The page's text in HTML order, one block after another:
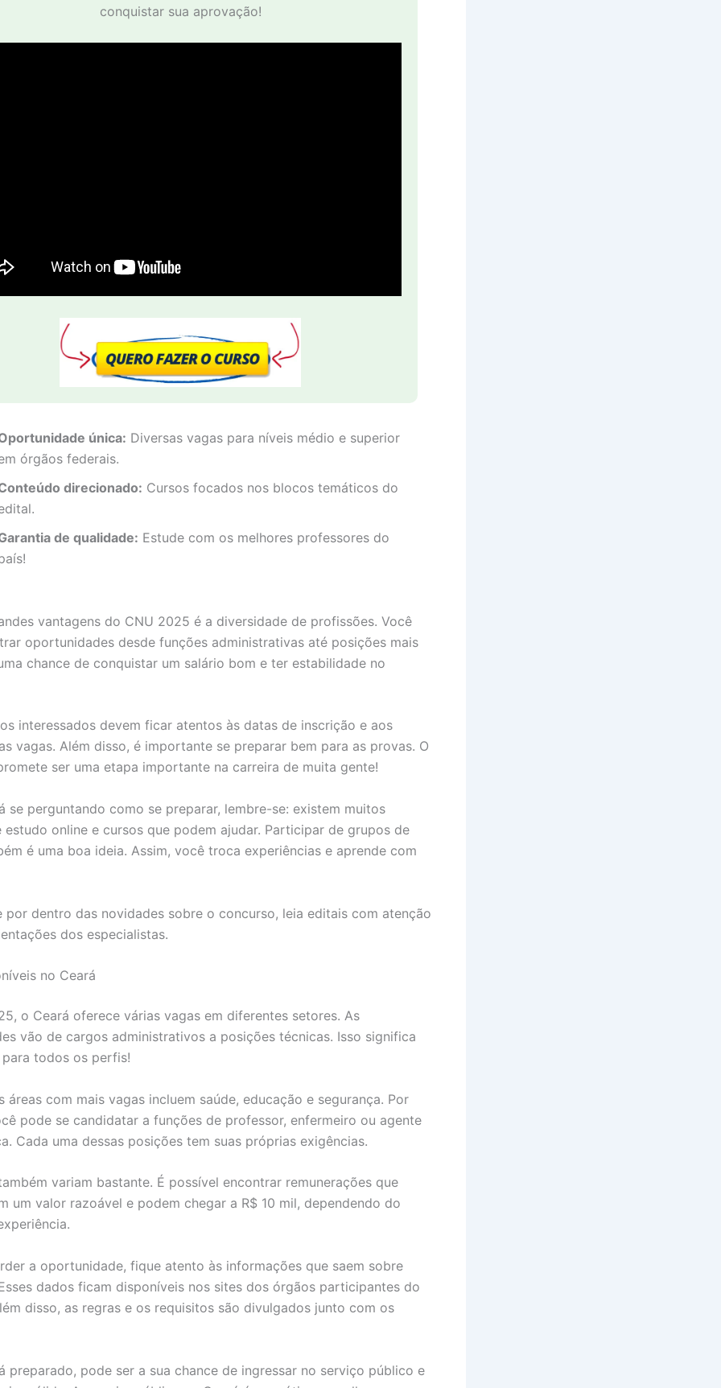
conquistar sua aprovação!
única: Diversas vagas para níveis médio e superior
órgãos federais.
direcionado: Cursos focados nos blocos temáticos do
de qualidade: Estude com os melhores professores do
vantagens do CNU 2025 é a diversidade de profissões. Você
oportunidades desde funções administrativas até posições mais
chance de conquistar um salário bom e ter estabilidade no
interessados devem ficar atentos às datas de inscrição e aos
vagas. Além disso, é importante se preparar bem para as provas. O
ser uma etapa importante na carreira de muita gente!
se perguntando como se preparar, lembre-se: existem muitos
estudo online e cursos que podem ajudar. Participar de grupos de
é uma boa ideia. Assim, você troca experiências e aprende com
por dentro das novidades sobre o concurso, leia editais com atenção
dos especialistas.
no Ceará
o Ceará oferece várias vagas em diferentes setores. As
vão de cargos administrativos a posições técnicas. Isso significa
todos os perfis!
áreas com mais vagas incluem saúde, educação e segurança. Por
pode se candidatar a funções de professor, enfermeiro ou agente
Cada uma dessas posições tem suas próprias exigências.
variam bastante. É possível encontrar remunerações que
um valor razoável e podem chegar a R$ 10 mil, dependendo do
a oportunidade, fique atento às informações que saem sobre
dados ficam disponíveis nos sites dos órgãos participantes do
disso, as regras e os requisitos são divulgados junto com os
preparado, pode ser a sua chance de ingressar no serviço público e